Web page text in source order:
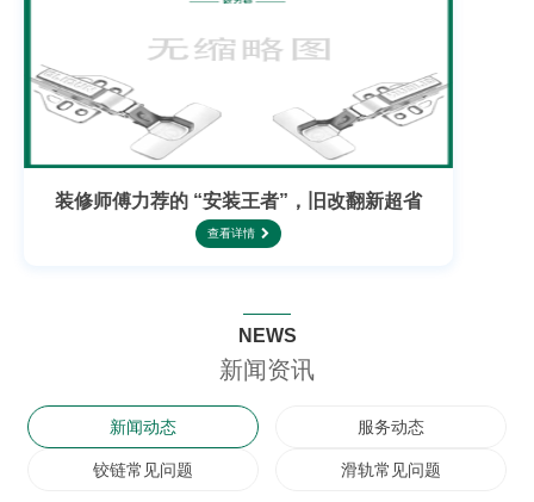
装修师傅力荐的 “安装王者”，旧改翻新超省
查看详情
NEWS
新闻资讯
新闻动态 服务动态
铰链常见问题 滑轨常见问题